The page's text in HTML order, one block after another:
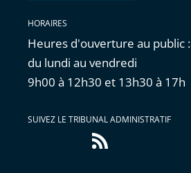
HORAIRES
Heures d'ouverture au public :
du lundi au vendredi
9h00 à 12h30 et 13h30 à 17h
SUIVEZ LE TRIBUNAL ADMINISTRATIF
Flux
RSS